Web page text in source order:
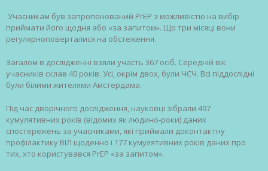
Учасникам був запропонований PrEP з можливістю на вибір
приймати його щодня або «за запитом». Що три місяці вони
регулярноповерталися на обстеження.
Загалом в дослідженні взяли участь 367 осіб. Середній вік
учасників склав 40 років. Усі, окрім двох, були ЧСЧ. Всі піддослідні
були білими жителями Амстердама.
Під час дворічного дослідження, науковці зібрали 497
кумулятивних років (відомих як людино-роки) даних
спостережень за учасниками, які приймали доконтактну
профілактику ВІЛ щоденно і 177 кумулятивних років даних про
тих, хто користувався PrEP «за запитом».